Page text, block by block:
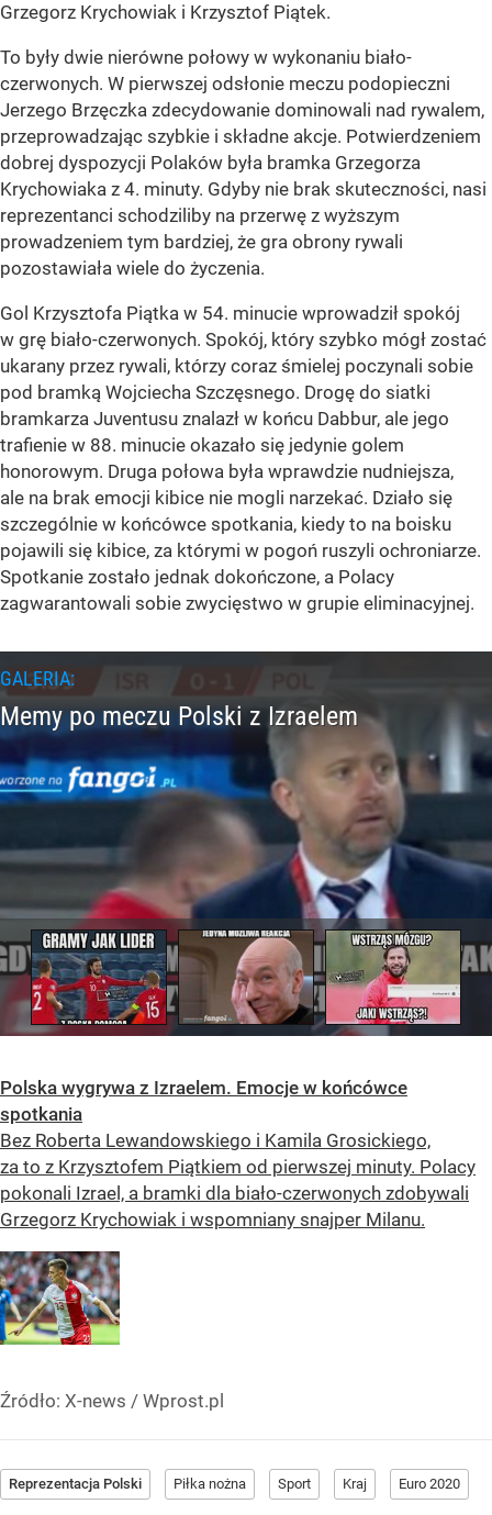
Grzegorz Krychowiak i Krzysztof Piątek.
To były dwie nierówne połowy w wykonaniu biało-
czerwonych. W pierwszej odsłonie meczu podopieczni
Jerzego Brzęczka zdecydowanie dominowali nad rywalem,
przeprowadzając szybkie i składne akcje. Potwierdzeniem
dobrej dyspozycji Polaków była bramka Grzegorza
Krychowiaka z 4. minuty. Gdyby nie brak skuteczności, nasi
reprezentanci schodziliby na przerwę z wyższym
prowadzeniem tym bardziej, że gra obrony rywali
pozostawiała wiele do życzenia.
Gol Krzysztofa Piątka w 54. minucie wprowadził spokój
w grę biało-czerwonych. Spokój, który szybko mógł zostać
ukarany przez rywali, którzy coraz śmielej poczynali sobie
pod bramką Wojciecha Szczęsnego. Drogę do siatki
bramkarza Juventusu znalazł w końcu Dabbur, ale jego
trafienie w 88. minucie okazało się jedynie golem
honorowym. Druga połowa była wprawdzie nudniejsza,
ale na brak emocji kibice nie mogli narzekać. Działo się
szczególnie w końcówce spotkania, kiedy to na boisku
pojawili się kibice, za którymi w pogoń ruszyli ochroniarze.
Spotkanie zostało jednak dokończone, a Polacy
zagwarantowali sobie zwycięstwo w grupie eliminacyjnej.
Polska wygrywa z Izraelem. Emocje w końcówce
spotkania
Bez Roberta Lewandowskiego i Kamila Grosickiego,
za to z Krzysztofem Piątkiem od pierwszej minuty. Polacy
pokonali Izrael, a bramki dla biało-czerwonych zdobywali
Grzegorz Krychowiak i wspomniany snajper Milanu.
Źródło: X-news / Wprost.pl
Reprezentacja Polski Piłka nożna Sport Kraj Euro 2020